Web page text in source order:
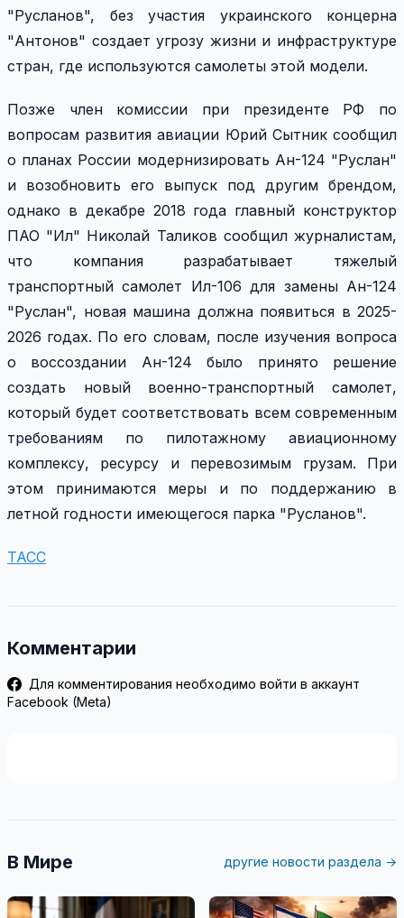
"Русланов", без участия украинского концерна
"Антонов" создает угрозу жизни и инфраструктуре
стран, где используются самолеты этой модели.
Позже член комиссии при президенте РФ по
вопросам развития авиации Юрий Сытник сообщил
о планах России модернизировать Ан-124 "Руслан"
и возобновить его выпуск под другим брендом,
однако в декабре 2018 года главный конструктор
ПАО "Ил" Николай Таликов сообщил журналистам,
что компания разрабатывает тяжелый
транспортный самолет Ил-106 для замены Ан-124
"Руслан", новая машина должна появиться в 2025-
2026 годах. По его словам, после изучения вопроса
о воссоздании Ан-124 было принято решение
создать новый военно-транспортный самолет,
который будет соответствовать всем современным
требованиям по пилотажному авиационному
комплексу, ресурсу и перевозимым грузам. При
этом принимаются меры и по поддержанию в
летной годности имеющегося парка "Русланов".
ТАСС
Комментарии
Для комментирования необходимо войти в аккаунт
Facebook (Meta)
В Мире другие новости раздела →